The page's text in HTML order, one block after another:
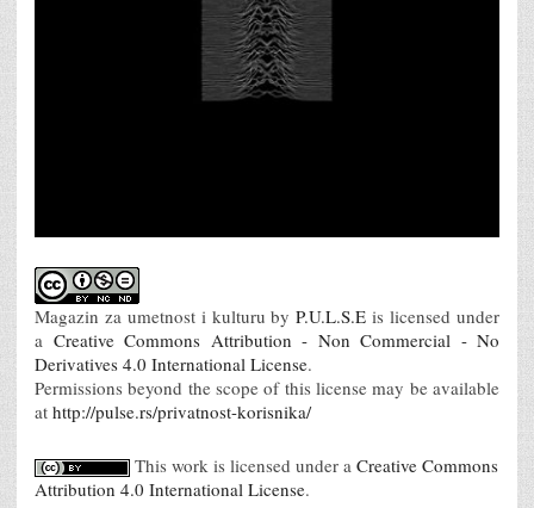
Magazin za umetnost i kulturu byP.U.L.S.E is licensed under
a Creative Commons Attribution - Non Commercial - No
Derivatives 4.0 International License.
Permissions beyond the scope of this license may be available
at http://pulse.rs/privatnost-korisnika/
This work is licensed under a Creative Commons
Attribution 4.0 International License.